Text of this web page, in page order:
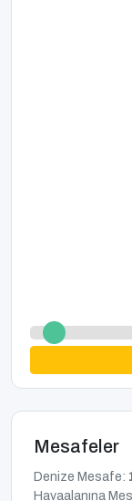
Mesafeler
Denize Mesafe:
Havaalanına